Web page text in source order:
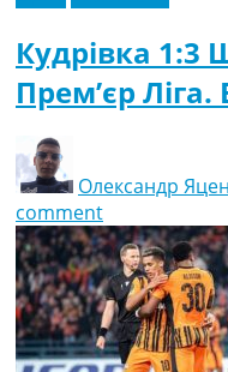
Кудрівка 1:3
Прем’єр Ліга.
Олександр
comment